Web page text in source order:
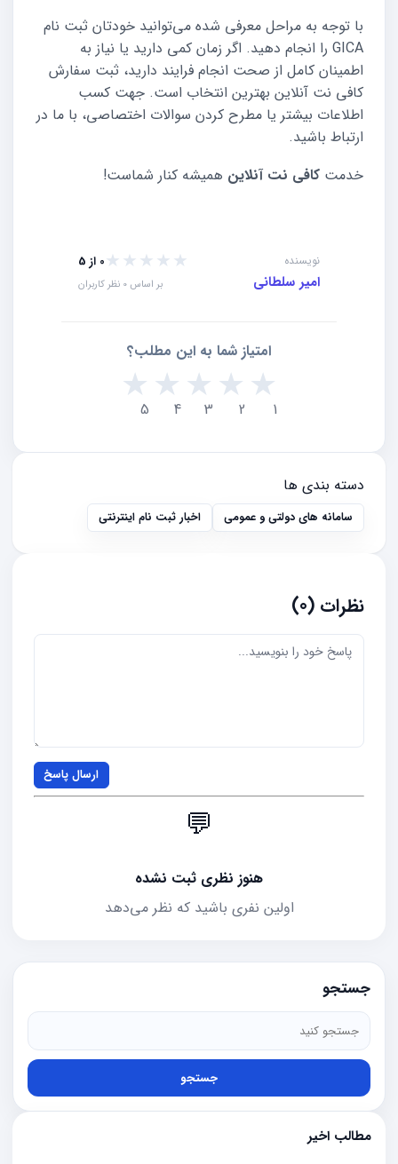
با توجه به مراحل معرفی شده می‌توانید خودتان ثبت نام
GICA را انجام دهید. اگر زمان کمی دارید یا نیاز به
اطمینان کامل از صحت انجام فرایند دارید، ثبت سفارش
کافی نت آنلاین بهترین انتخاب است. جهت کسب
اطلاعات بیشتر یا مطرح کردن سوالات اختصاصی، با ما در
ارتباط باشید.
خدمت کافی نت آنلاین همیشه کنار شماست!
نویسنده
امیر سلطانی
★★★★★0 از 5
بر اساس 0 نظر کاربران
امتیاز شما به این مطلب؟
★1
★2
★
3
★4
★
5
دسته بندی ها
سامانه های دولتی و عمومی اخبار ثبت نام اینترنتی
نظرات (0)
ارسال پاسخ
💬
هنوز نظری ثبت نشده
اولین نفری باشید که نظر می‌دهد
جستجو
جستجو
مطالب اخیر